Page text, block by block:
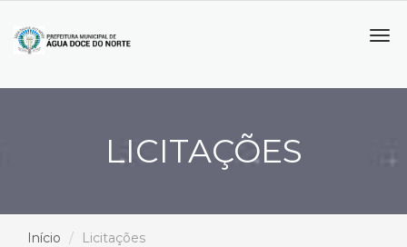
LICITAÇÕES
Início Licitações